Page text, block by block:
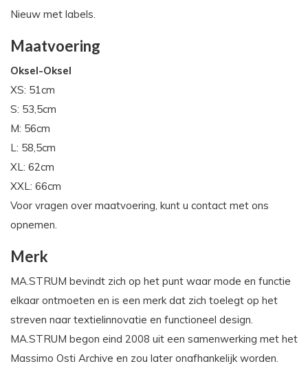
Nieuw met labels.
Maatvoering
Oksel-Oksel
XS: 51cm
S: 53,5cm
M: 56cm
L: 58,5cm
XL: 62cm
XXL: 66cm
Voor vragen over maatvoering, kunt u contact met ons
opnemen.
Merk
MA.STRUM bevindt zich op het punt waar mode en functie
elkaar ontmoeten en is een merk dat zich toelegt op het
streven naar textielinnovatie en functioneel design.
MA.STRUM begon eind 2008 uit een samenwerking met het
Massimo Osti Archive en zou later onafhankelijk worden.